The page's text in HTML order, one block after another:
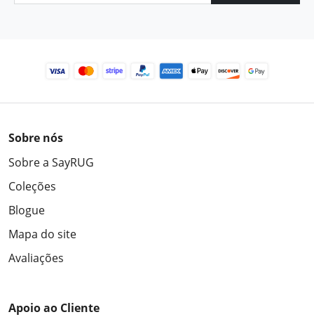
Sobre nós
Sobre a SayRUG
Coleções
Blogue
Mapa do site
Avaliações
Apoio ao Cliente